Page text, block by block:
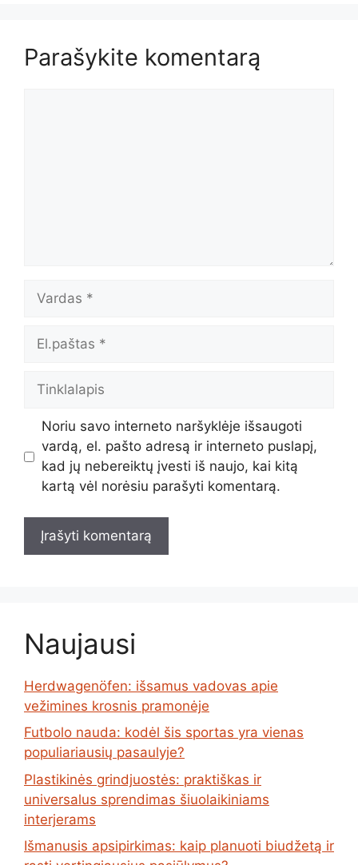
Parašykite komentarą
Vardas
El.paštas
Tinklalapis
Noriu savo interneto naršyklėje išsaugoti
vardą, el. pašto adresą ir interneto puslapį,
kad jų nebereiktų įvesti iš naujo, kai kitą
kartą vėl norėsiu parašyti komentarą.
Naujausi
Herdwagenöfen: išsamus vadovas apie
vežimines krosnis pramonėje
Futbolo nauda: kodėl šis sportas yra vienas
populiariausių pasaulyje?
Plastikinės grindjuostės: praktiškas ir
universalus sprendimas šiuolaikiniams
interjerams
Išmanusis apsipirkimas: kaip planuoti biudžetą ir